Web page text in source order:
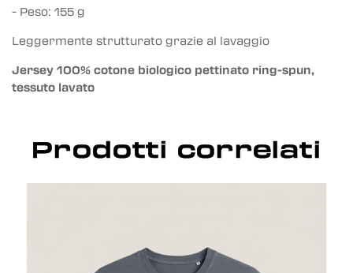
- Peso: 155 g
Leggermente strutturato grazie al lavaggio
Jersey 100% cotone biologico pettinato ring-spun,
tessuto lavato
Prodotti correlati